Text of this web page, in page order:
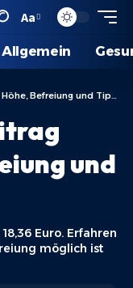
Aa
Allgemein
Befreiung und Tipps
und
Euro. Erfahren
möglich ist